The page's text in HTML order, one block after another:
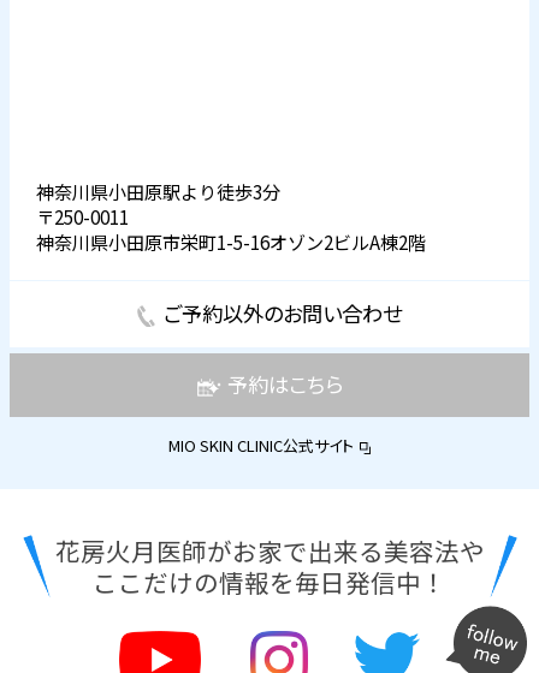
神奈川県小田原駅より徒歩3分
〒250-0011
神奈川県小田原市栄町1-5-16オゾン2ビルA棟2階
ご予約以外のお問い合わせ
予約はこちら
MIO SKIN CLINIC公式サイト
花房火月医師がお家で出来る美容法や
ここだけの情報を毎日発信中！